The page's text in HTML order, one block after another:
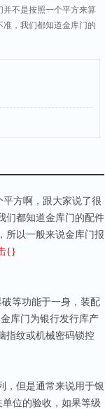
并不是按照一个平方来算
，我们都知道金库门的
方啊，跟大家说了很
们都知道金库门的配件
所以一般来说金库门报
{}
破等功能于一身，装配
库门为银行发行库产
指纹或机械密码锁控
，但是通常来说用于银
位的验收，如果等级